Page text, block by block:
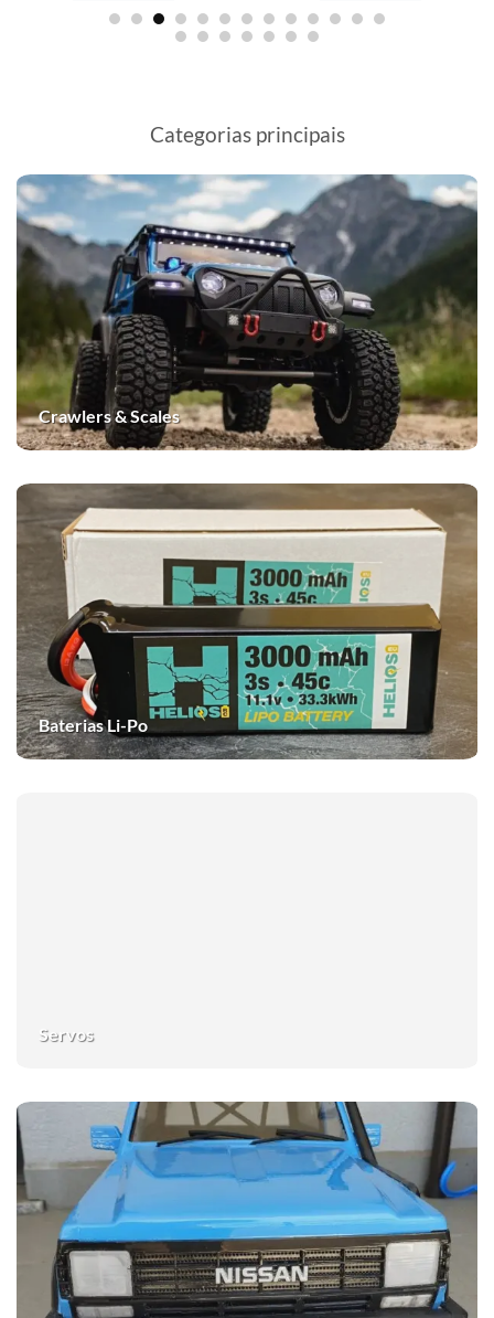
Categorias principais
Crawlers & Scales
Baterias Li-Po
Servos